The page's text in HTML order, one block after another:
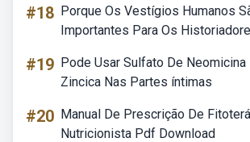
#18 Porque Os Vestígios Humanos
Importantes Para Os
#19 Pode Usar Sulfato De Neomicina
Zincica Nas Partes íntimas
#20 Manual De Prescrição De
Nutricionista Pdf Download